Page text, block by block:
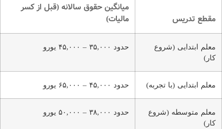
مقطع تدریس
میانگین حقوق سالانه (قبل از کسر
مالیات)
معلم ابتدایی (شروع
کار)
حدود ۳۵,۰۰۰ – ۴۵,۰۰۰ یورو
معلم ابتدایی (با تجربه) حدود ۴۵,۰۰۰ – ۶۵,۰۰۰ یورو
معلم متوسطه (شروع
کار)
حدود ۳۸,۰۰۰ – ۵۰,۰۰۰ یورو